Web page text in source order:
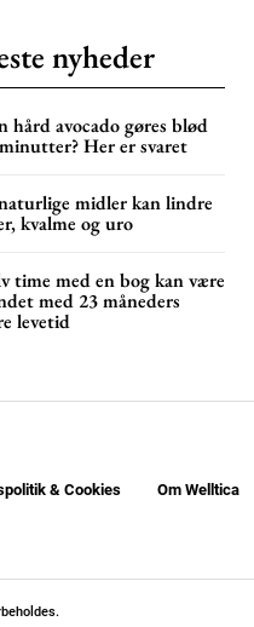
nyheder
hård avocado gøres blød
Her er svaret
midler kan lindre
kvalme og uro
time med en bog kan være
med 23 måneders
levetid
& Cookies Om Welltica